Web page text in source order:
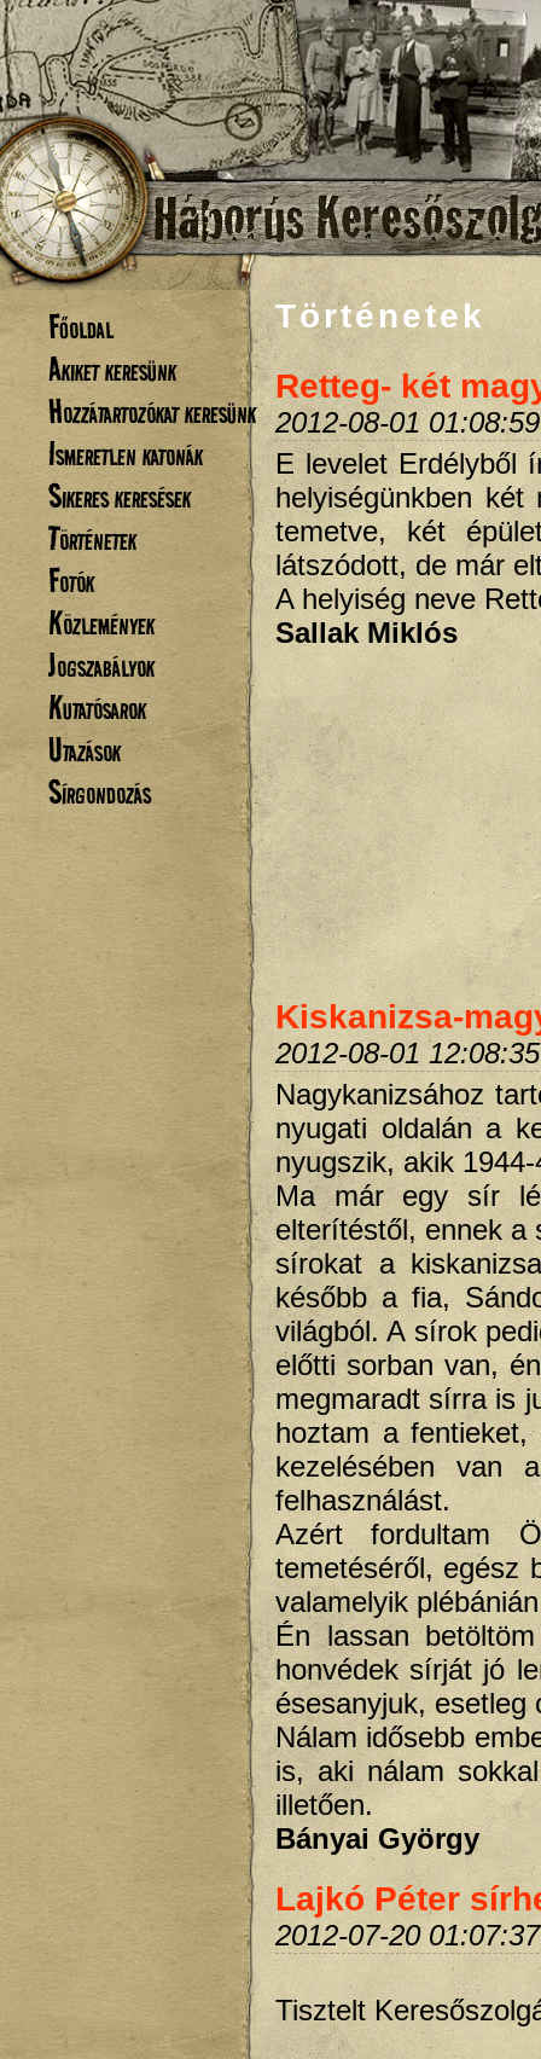
Főoldal
Akiket keresünk
Hozzátartozókat keresünk
Ismeretlen katonák
Sikeres keresések
Történetek
Fotók
Közlemények
Jogszabályok
Kutatósarok
Utazások
Sírgondozás
Történetek
Retteg- két
2012-08-01 01:08:59
E levelet Erdélyből
helyiségünkben
temetve, két
látszódott, de már
A helyiség neve
Sallak Miklós
Kiskanizsa-
2012-08-01 12:08:35
Nagykanizsához
nyugati oldalán a
nyugszik, akik
Ma már egy sír
elterítéstől, ennek a
sírokat a
később a fia,
világból. A sírok
előtti sorban van,
megmaradt sírra is
hoztam a
kezelésében van
felhasználást.
Azért fordultam
temetéséről, egész
valamelyik
Én lassan
honvédek sírját jó
ésesanyjuk, esetleg
Nálam idősebb
is, aki nálam
illetően.
Bányai György
Lajkó Péter
2012-07-20 01:07:37
Tisztelt